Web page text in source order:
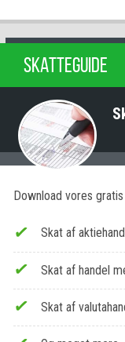
SKATTEGUIDE
Download vores
Skat af
Skat af handel
Skat af